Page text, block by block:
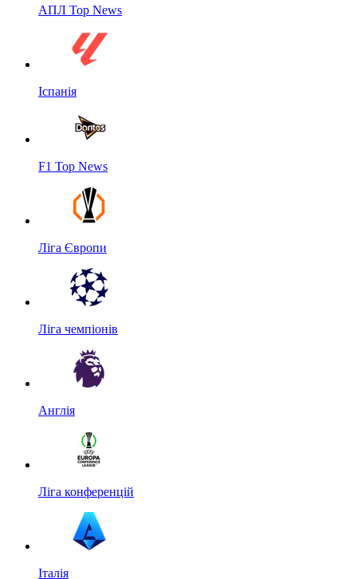
АПЛ Top News
Іспанія
F1 Top News
Ліга Європи
Ліга чемпіонів
Англія
Ліга конференцій
Італія